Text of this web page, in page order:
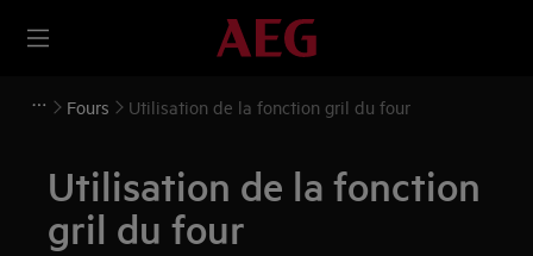
Fours Utilisation de la fonction gril du four
Utilisation de la fonction
gril du four